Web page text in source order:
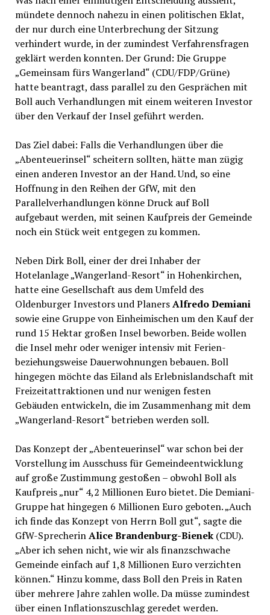
mündete dennoch nahezu in einen politischen Eklat,
der nur durch eine Unterbrechung der Sitzung
verhindert wurde, in der zumindest Verfahrensfragen
geklärt werden konnten. Der Grund: Die Gruppe
„Gemeinsam fürs Wangerland“ (CDU/FDP/Grüne)
hatte beantragt, dass parallel zu den Gesprächen mit
Boll auch Verhandlungen mit einem weiteren Investor
über den Verkauf der Insel geführt werden.
Das Ziel dabei: Falls die Verhandlungen über die
„Abenteuerinsel“ scheitern sollten, hätte man zügig
einen anderen Investor an der Hand. Und, so eine
Hoffnung in den Reihen der GfW, mit den
Parallelverhandlungen könne Druck auf Boll
aufgebaut werden, mit seinen Kaufpreis der Gemeinde
noch ein Stück weit entgegen zu kommen.
Neben Dirk Boll, einer der drei Inhaber der
Hotelanlage „Wangerland-Resort“ in Hohenkirchen,
hatte eine Gesellschaft aus dem Umfeld des
Oldenburger Investors und PlanersAlfredo Demiani
sowie eine Gruppe von Einheimischen um den Kauf der
rund 15 Hektar großen Insel beworben. Beide wollen
die Insel mehr oder weniger intensiv mit Ferien-
beziehungsweise Dauerwohnungen bebauen. Boll
hingegen möchte das Eiland als Erlebnislandschaft mit
Freizeitattraktionen und nur wenigen festen
Gebäuden entwickeln, die im Zusammenhang mit dem
„Wangerland-Resort“ betrieben werden soll.
Das Konzept der „Abenteuerinsel“ war schon bei der
Vorstellung im Ausschuss für Gemeindeentwicklung
auf große Zustimmung gestoßen – obwohl Boll als
Kaufpreis „nur“ 4,2 Millionen Euro bietet. Die Demiani-
Gruppe hat hingegen 6 Millionen Euro geboten. „Auch
ich finde das Konzept von Herrn Boll gut“, sagte die
GfW-SprecherinAlice Brandenburg-Bienek(CDU).
„Aber ich sehen nicht, wie wir als finanzschwache
Gemeinde einfach auf 1,8 Millionen Euro verzichten
können.“ Hinzu komme, dass Boll den Preis in Raten
über mehrere Jahre zahlen wolle. Da müsse zumindest
über einen Inflationszuschlag geredet werden.